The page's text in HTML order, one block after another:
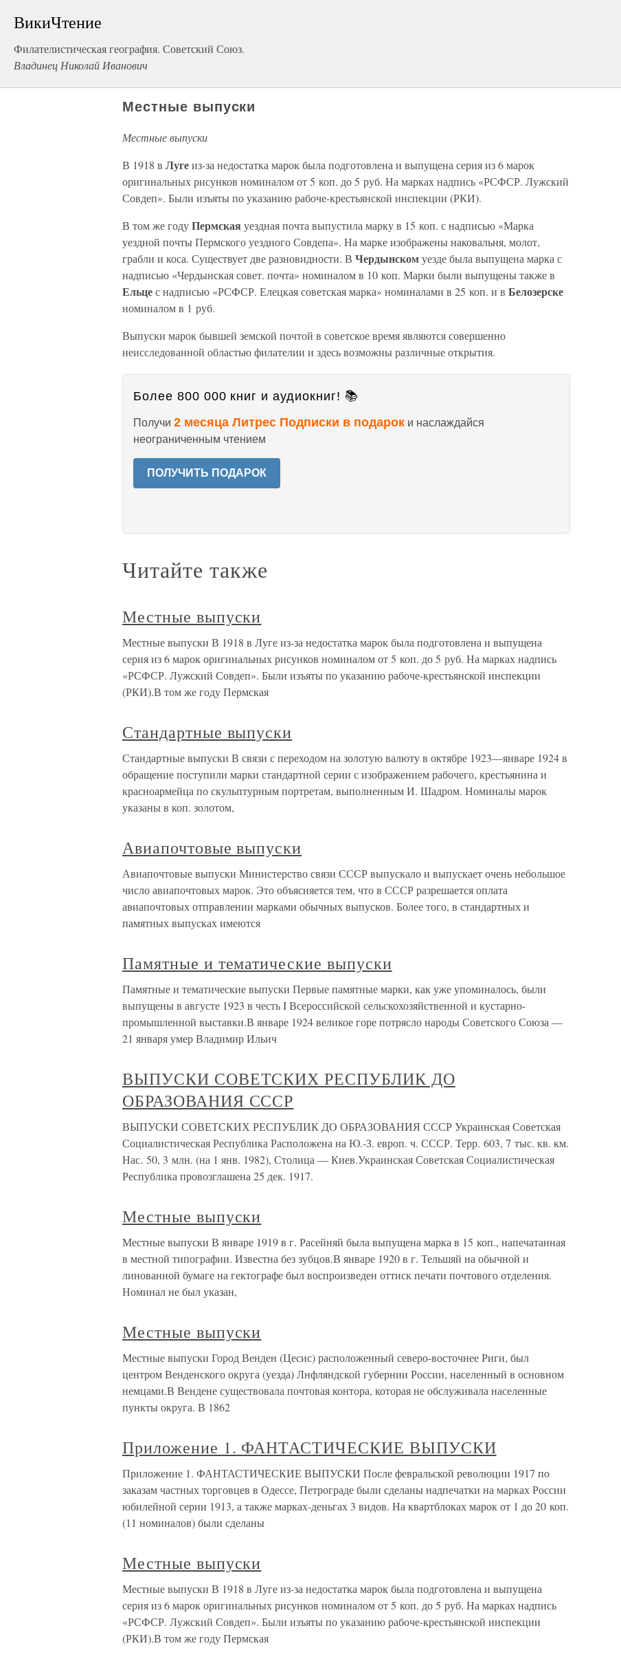
ВикиЧтение
Филателистическая география. Советский Союз.
Владинец Николай Иванович
Местные выпуски
Местные выпуски
В 1918 в Лугеиз-за недостатка марок была подготовлена и выпущена серия из 6 марок
оригинальных рисунков номиналом от 5 коп. до 5 руб. На марках надпись «РСФСР. Лужский
Совдеп». Были изъяты по указанию рабоче-крестьянской инспекции (РКИ).
В том же годуПермская уездная почта выпустила марку в 15 коп. с надписью «Марка
уездной почты Пермского уездного Совдепа». На марке изображены наковальня, молот,
грабли и коса. Существует две разновидности. В Чердынскомуезде была выпущена марка с
надписью «Чердынская совет. почта» номиналом в 10 коп. Марки были выпущены также в
Ельцес надписью «РСФСР. Елецкая советская марка» номиналами в 25 коп. и в Белозерске
номиналом в 1 руб.
Выпуски марок бывшей земской почтой в советское время являются совершенно
неисследованной областью филателии и здесь возможны различные открытия.
Более 800 000 книг и аудиокниг! 📚
Получи 2 месяца Литрес Подписки в подарок и наслаждайся
неограниченным чтением
ПОЛУЧИТЬ ПОДАРОК
Читайте также
Местные выпуски
Местные выпуски В 1918 в Луге из-за недостатка марок была подготовлена и выпущена
серия из 6 марок оригинальных рисунков номиналом от 5 коп. до 5 руб. На марках надпись
«РСФСР. Лужский Совдеп». Были изъяты по указанию рабоче-крестьянской инспекции
(РКИ).В том же году Пермская
Стандартные выпуски
Стандартные выпуски В связи с переходом на золотую валюту в октябре 1923—январе 1924 в
обращение поступили марки стандартной серии с изображением рабочего, крестьянина и
красноармейца по скульптурным портретам, выполненным И. Шадром. Номиналы марок
указаны в коп. золотом,
Авиапочтовые выпуски
Авиапочтовые выпуски Министерство связи СССР выпускало и выпускает очень небольшое
число авиапочтовых марок. Это объясняется тем, что в СССР разрешается оплата
авиапочтовых отправлении марками обычных выпусков. Более того, в стандартных и
памятных выпусках имеются
Памятные и тематические выпуски
Памятные и тематические выпуски Первые памятные марки, как уже упоминалось, были
выпущены в августе 1923 в честь I Всероссийской сельскохозяйственной и кустарно-
промышленной выставки.В январе 1924 великое горе потрясло народы Советского Союза —
21 января умер Владимир Ильич
ВЫПУСКИ СОВЕТСКИХ РЕСПУБЛИК ДО
ОБРАЗОВАНИЯ СССР
ВЫПУСКИ СОВЕТСКИХ РЕСПУБЛИК ДО ОБРАЗОВАНИЯ СССР Украинская Советская
Социалистическая Республика Расположена на Ю.-З. европ. ч. СССР. Терр. 603, 7 тыс. кв. км.
Нас. 50, 3 млн. (на 1 янв. 1982), Столица — Киев.Украинская Советская Социалистическая
Республика провозглашена 25 дек. 1917.
Местные выпуски
Местные выпуски В январе 1919 в г. Расейняй была выпущена марка в 15 коп., напечатанная
в местной типографии. Известна без зубцов.В январе 1920 в г. Тельшяй на обычной и
линованной бумаге на гектографе был воспроизведен оттиск печати почтового отделения.
Номинал не был указан,
Местные выпуски
Местные выпуски Город Венден (Цесис) расположенный северо-восточнее Риги, был
центром Венденского округа (уезда) Лнфляндской губернии России, населенный в основном
немцами.В Вендене существовала почтовая контора, которая не обслуживала населенные
пункты округа. В 1862
Приложение 1. ФАНТАСТИЧЕСКИЕ ВЫПУСКИ
Приложение 1. ФАНТАСТИЧЕСКИЕ ВЫПУСКИ После февральской революции 1917 по
заказам частных торговцев в Одессе, Петрограде были сделаны надпечатки на марках России
юбилейной серии 1913, а также марках-деньгах 3 видов. На квартблоках марок от 1 до 20 коп.
(11 номиналов) были сделаны
Местные выпуски
Местные выпуски В 1918 в Луге из-за недостатка марок была подготовлена и выпущена
серия из 6 марок оригинальных рисунков номиналом от 5 коп. до 5 руб. На марках надпись
«РСФСР. Лужский Совдеп». Были изъяты по указанию рабоче-крестьянской инспекции
(РКИ).В том же году Пермская